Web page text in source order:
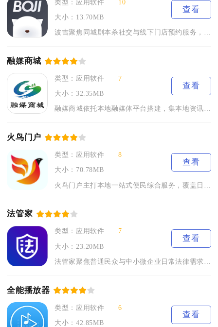
类型：应用软件
10
大小：13.70MB
查看
波吉聚焦同城剧本杀社交与线下门店预约服务，覆盖新手玩家与资深...
融媒商城
类型：应用软件
7
大小：32.35MB
查看
融媒商城依托本地融媒体平台搭建，集本地资讯、线上购物、便民办...
火鸟门户
类型：应用软件
8
大小：70.78MB
查看
法管家
类型：应用软件
7
大小：23.20MB
查看
全能播放器
类型：应用软件
6
大小：42.85MB
查看